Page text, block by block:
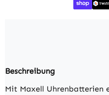
Beschreibung
Mit Maxell Uhrenbatterien